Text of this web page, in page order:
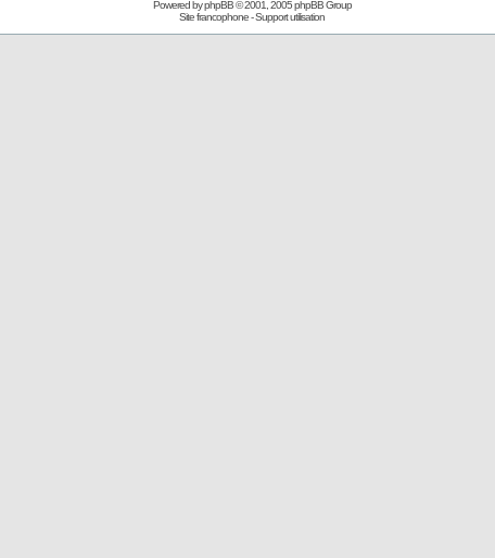
Powered byphpBB© 2001, 2005 phpBB Group
Site francophone-Support utilisation